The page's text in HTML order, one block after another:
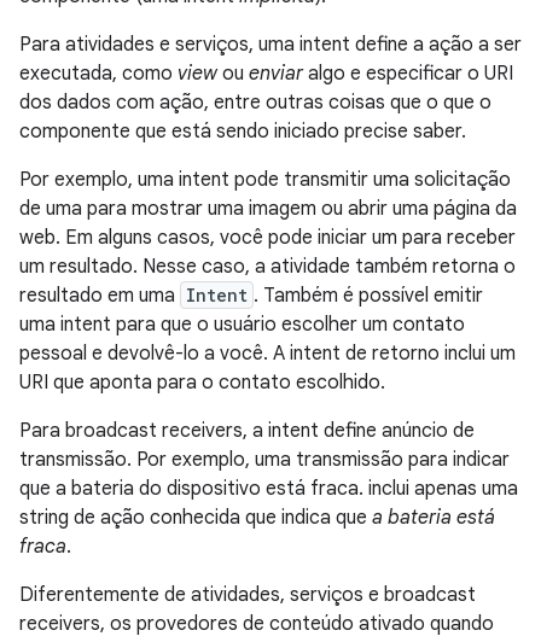
Para atividades e serviços, uma intent define a ação a ser
executada, como viewou enviaralgo e especificar o URI
dos dados com ação, entre outras coisas que o que o
componente que está sendo iniciado precise saber.
Por exemplo, uma intent pode transmitir uma solicitação
de uma para mostrar uma imagem ou abrir uma página da
web. Em alguns casos, você pode iniciar um para receber
um resultado. Nesse caso, a atividade também retorna o
resultado em uma Intent . Também é possível emitir
uma intent para que o usuário escolher um contato
pessoal e devolvê-lo a você. A intent de retorno inclui um
URI que aponta para o contato escolhido.
Para broadcast receivers, a intent define anúncio de
transmissão. Por exemplo, uma transmissão para indicar
que a bateria do dispositivo está fraca. inclui apenas uma
string de ação conhecida que indica que a bateria está
fraca.
Diferentemente de atividades, serviços e broadcast
receivers, os provedores de conteúdo ativado quando